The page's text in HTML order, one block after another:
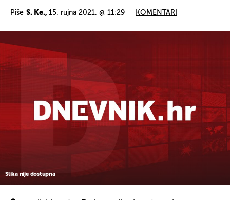
Piše S. Ke., 15. rujna 2021. @ 11:29 KOMENTARI
Slika nije dostupna